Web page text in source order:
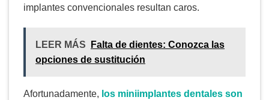
implantes convencionales resultan caros.
LEER MÁS
Falta de dientes: Conozca las
opciones de sustitución
Afortunadamente, los miniimplantes dentales son